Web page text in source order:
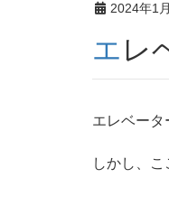
2024年1
エ
エレベータ
しかし、こ